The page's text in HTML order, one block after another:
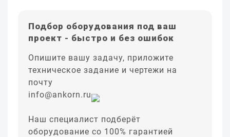
Подбор оборудования под ваш
проект - быстро и без ошибок
Опишите вашу задачу, приложите
техническое задание и чертежи на
почту
info@ankorn.ru
Наш специалист подберёт
оборудование со 100% гарантией